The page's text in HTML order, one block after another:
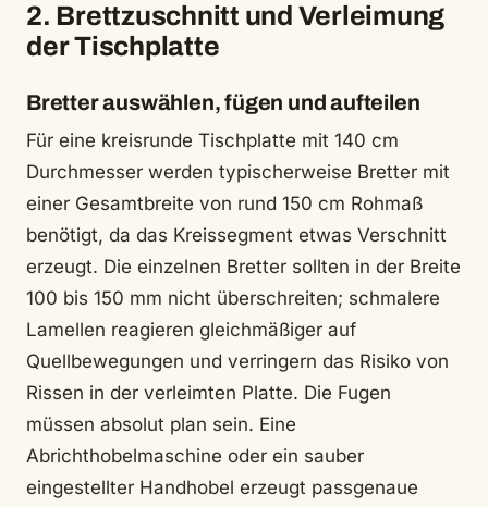
2. Brettzuschnitt und Verleimung
der Tischplatte
Bretter auswählen, fügen und aufteilen
Für eine kreisrunde Tischplatte mit 140 cm
Durchmesser werden typischerweise Bretter mit
einer Gesamtbreite von rund 150 cm Rohmaß
benötigt, da das Kreissegment etwas Verschnitt
erzeugt. Die einzelnen Bretter sollten in der Breite
100 bis 150 mm nicht überschreiten; schmalere
Lamellen reagieren gleichmäßiger auf
Quellbewegungen und verringern das Risiko von
Rissen in der verleimten Platte. Die Fugen
müssen absolut plan sein. Eine
Abrichthobelmaschine oder ein sauber
eingestellter Handhobel erzeugt passgenaue